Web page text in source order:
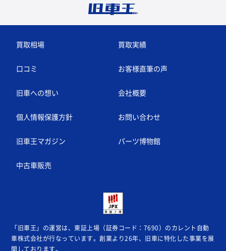
買取相場 買取実績
口コミ お客様直筆の声
旧車への想い 会社概要
個人情報保護方針 お問い合わせ
旧車王マガジン パーツ博物館
中古車販売
「旧車王」の運営は、東証上場（証券コード：7690）のカレント自動
車株式会社が行なっています。創業より26年、旧車に特化した事業を展
開しております。